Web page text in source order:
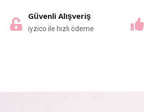
Güvenli Alışveriş
iyzico ile hızlı ödeme